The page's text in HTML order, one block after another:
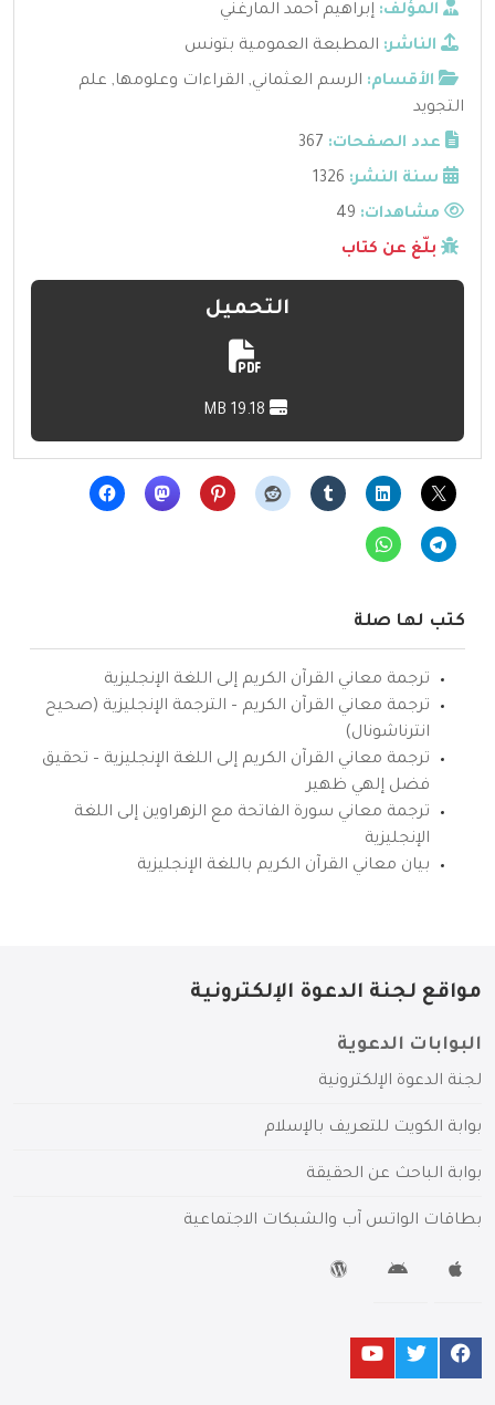
المؤلف: إبراهيم أحمد المارغني
الناشر: المطبعة العمومية بتونس
الأقسام: الرسم العثماني, القراءات وعلومها, علم
التجويد
عدد الصفحات: 367
سنة النشر: 1326
مشاهدات:
بلّغ عن كتاب
التحميل
كتب لها صلة
ترجمة معاني القرآن الكريم إلى اللغة الإنجليزية
ترجمة معاني القرآن الكريم – الترجمة الإنجليزية (صحيح
انترناشونال)
ترجمة معاني القرآن الكريم إلى اللغة الإنجليزية – تحقيق
فضل إلهي ظهير
ترجمة معاني سورة الفاتحة مع الزهراوين إلى اللغة
الإنجليزية
بيان معاني القرآن الكريم باللغة الإنجليزية
مواقع لجنة الدعوة الإلكترونية
البوابات الدعوية
لجنة الدعوة الإلكترونية
بوابة الكويت للتعريف بالإسلام
بوابة الباحث عن الحقيقة
بطاقات الواتس آب والشبكات الاجتماعية